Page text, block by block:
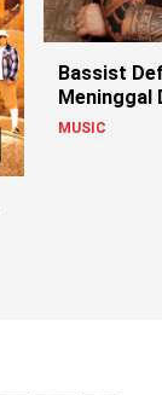
Bassist
Meninggal
MUSIC